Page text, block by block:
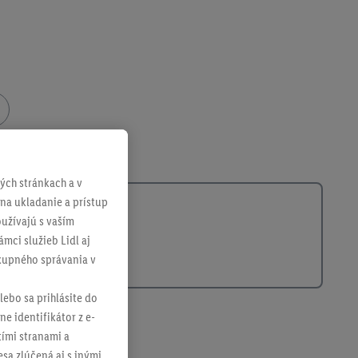
stránkach a v
ukladanie a prístup
s vaším
služieb Lidl aj
správania v
sa prihlásite do
identifikátor z e-
stranami a